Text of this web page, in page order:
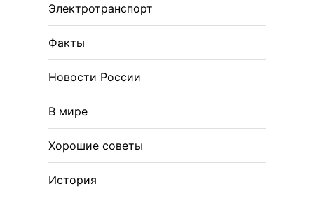
Электротранспорт
Факты
Новости России
В мире
Хорошие советы
История